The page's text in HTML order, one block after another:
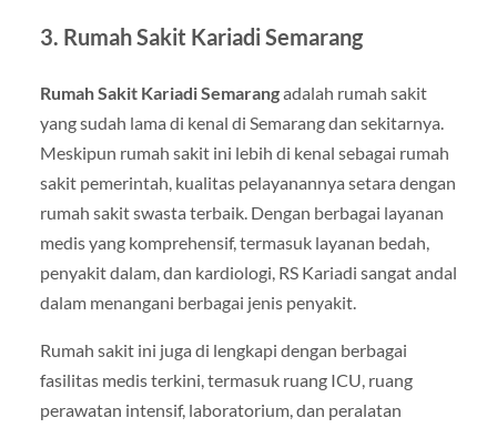
3. Rumah Sakit Kariadi Semarang
Rumah Sakit Kariadi Semarangadalah rumah sakit
yang sudah lama di kenal di Semarang dan sekitarnya.
Meskipun rumah sakit ini lebih di kenal sebagai rumah
sakit pemerintah, kualitas pelayanannya setara dengan
rumah sakit swasta terbaik. Dengan berbagai layanan
medis yang komprehensif, termasuk layanan bedah,
penyakit dalam, dan kardiologi, RS Kariadi sangat andal
dalam menangani berbagai jenis penyakit.
Rumah sakit ini juga di lengkapi dengan berbagai
fasilitas medis terkini, termasuk ruang ICU, ruang
perawatan intensif, laboratorium, dan peralatan